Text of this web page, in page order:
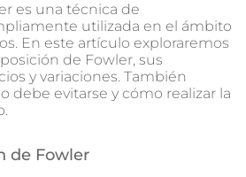
es una técnica de
utilizada en el ámbito
En este artículo exploraremos
de Fowler, sus
y variaciones. También
debe evitarse y cómo realizar la
de Fowler